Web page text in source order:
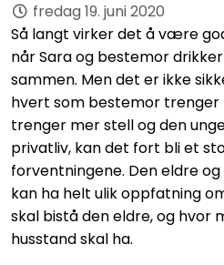
fredag 19. juni 2020
Så langt virker det å være
når Sara og bestemor
sammen. Men det er ikke
hvert som bestemor trenger
trenger mer stell og den
privatliv, kan det fort bli et
forventningene. Den eldre
kan ha helt ulik oppfatning
skal bistå den eldre, og hvor
husstand skal ha.